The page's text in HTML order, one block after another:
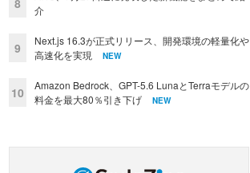
介
9
Next.js 16.3が正式リリース、開発環境の軽量化や
高速化を実現
NEW
10
Amazon Bedrock、GPT-5.6 LunaとTerraモデルの
料金を最大80％引き下げ
NEW